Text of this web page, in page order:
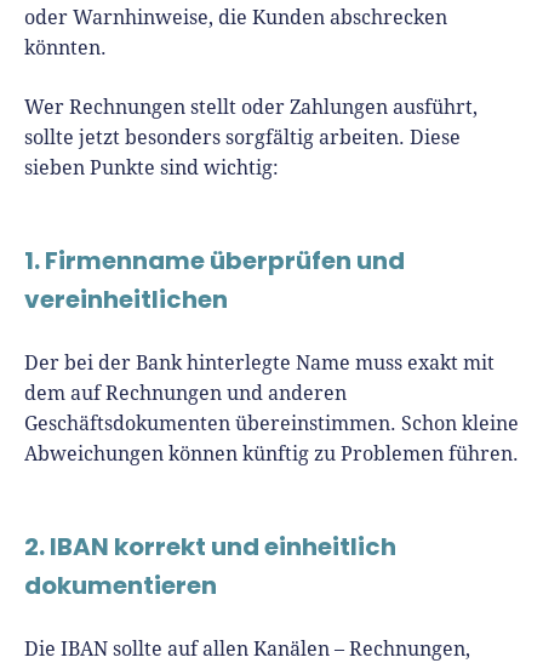
oder Warnhinweise, die Kunden abschrecken
könnten.
Wer Rechnungen stellt oder Zahlungen ausführt,
sollte jetzt besonders sorgfältig arbeiten. Diese
sieben Punkte sind wichtig:
1. Firmenname überprüfen und
vereinheitlichen
Der bei der Bank hinterlegte Name muss exakt mit
dem auf Rechnungen und anderen
Geschäftsdokumenten übereinstimmen. Schon kleine
Abweichungen können künftig zu Problemen führen.
2. IBAN korrekt und einheitlich
dokumentieren
Die IBAN sollte auf allen Kanälen – Rechnungen,